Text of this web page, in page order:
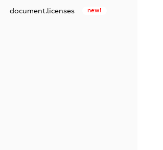
document.licenses new!